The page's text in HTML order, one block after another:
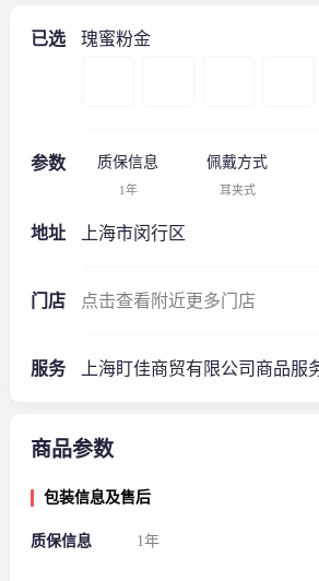
已选 瑰蜜粉金
参数 质保信息
1年
佩戴方式
耳夹式
地址 上海市闵行区
门店 点击查看附近更多门店
服务 上海盯佳商贸有限公司商品服
商品参数
包装信息及售后
质保信息 1年